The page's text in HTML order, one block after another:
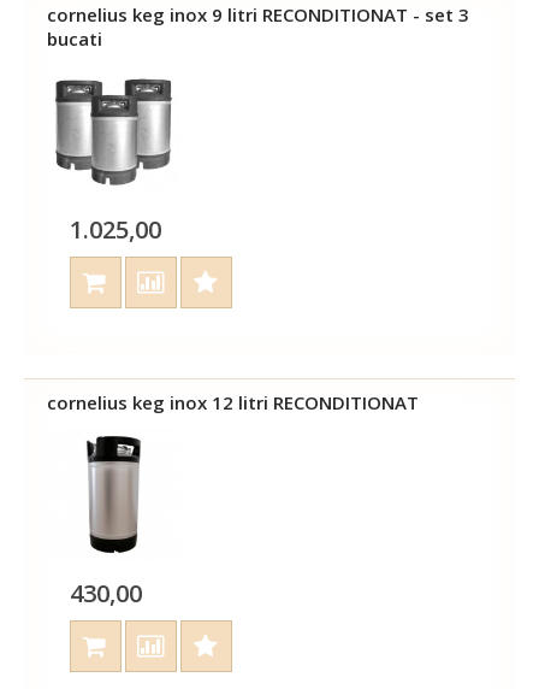
cornelius keg inox 9 litri RECONDITIONAT - set 3
bucati
1.025,00
cornelius keg inox 12 litri RECONDITIONAT
430,00